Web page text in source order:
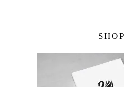
SHOP